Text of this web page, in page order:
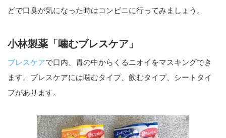
どで口臭が気になった時はコンビニに行ってみましょう。
小林製薬「噛むブレスケア」
ブレスケアで口内、胃の中からくるニオイをマスキングでき
ます。ブレスケアには噛むタイプ、飲むタイプ、シートタイ
プがあります。